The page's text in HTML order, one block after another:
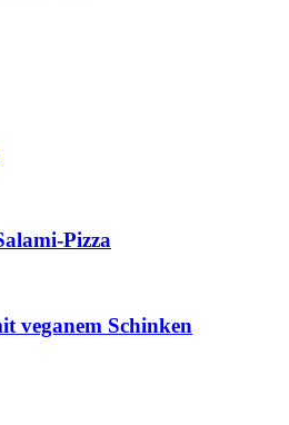
Pizza
veganem Schinken